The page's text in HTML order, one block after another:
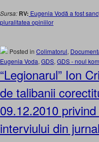
Sursa: RV: Eugenia Vodă a fost
pluralitatea opiniilor
Posted in Colimatorul,
Eugenia Voda, GDS, GDS - noul
“Legionarul” Ion
de talibanii
09.12.2010
interviului din